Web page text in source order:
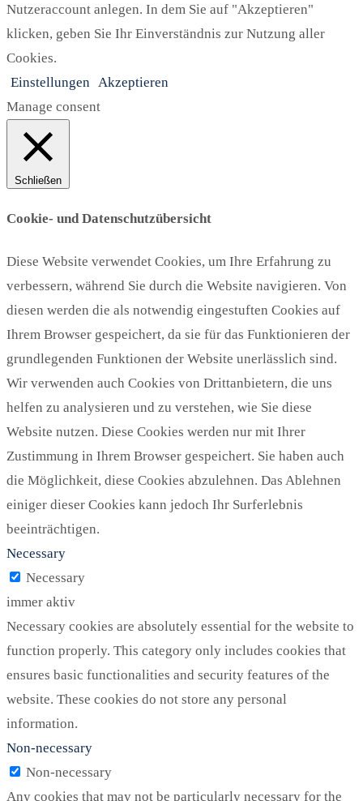
Nutzeraccount anlegen. In dem Sie auf "Akzeptieren"
klicken, geben Sie Ihr Einverständnis zur Nutzung aller
Cookies.
Einstellungen
Akzeptieren
Manage consent
Schließen
Cookie- und Datenschutzübersicht
Diese Website verwendet Cookies, um Ihre Erfahrung zu
verbessern, während Sie durch die Website navigieren. Von
diesen werden die als notwendig eingestuften Cookies auf
Ihrem Browser gespeichert, da sie für das Funktionieren der
grundlegenden Funktionen der Website unerlässlich sind.
Wir verwenden auch Cookies von Drittanbietern, die uns
helfen zu analysieren und zu verstehen, wie Sie diese
Website nutzen. Diese Cookies werden nur mit Ihrer
Zustimmung in Ihrem Browser gespeichert. Sie haben auch
die Möglichkeit, diese Cookies abzulehnen. Das Ablehnen
einiger dieser Cookies kann jedoch Ihr Surferlebnis
beeinträchtigen.
Necessary
Necessary
immer aktiv
Necessary cookies are absolutely essential for the website to
function properly. This category only includes cookies that
ensures basic functionalities and security features of the
website. These cookies do not store any personal
information.
Non-necessary
Non-necessary
Any cookies that may not be particularly necessary for the